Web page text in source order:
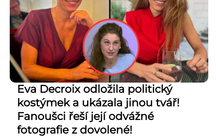
Eva Decroix odložila politický
kostýmek a ukázala jinou tvář!
Fanoušci řeší její odvážné
fotografie z dovolené!